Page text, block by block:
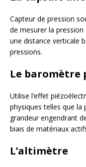
Capteur de pression
de mesurer la
une distance verticale
pressions.
Le baromètre
Utilise l’effet
physiques telles que la
grandeur engendrant
biais de matériaux
L’altimètre